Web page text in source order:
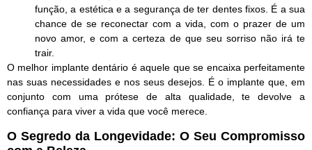
função, a estética e a segurança de ter dentes fixos. É a sua
chance de se reconectar com a vida, com o prazer de um
novo amor, e com a certeza de que seu sorriso não irá te
trair.
O melhor implante dentário é aquele que se encaixa perfeitamente
nas suas necessidades e nos seus desejos. É o implante que, em
conjunto com uma prótese de alta qualidade, te devolve a
confiança para viver a vida que você merece.
O Segredo da Longevidade: O Seu Compromisso